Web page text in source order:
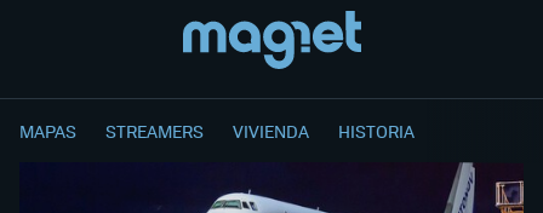
MAPAS STREAMERS VIVIENDA HISTORIA